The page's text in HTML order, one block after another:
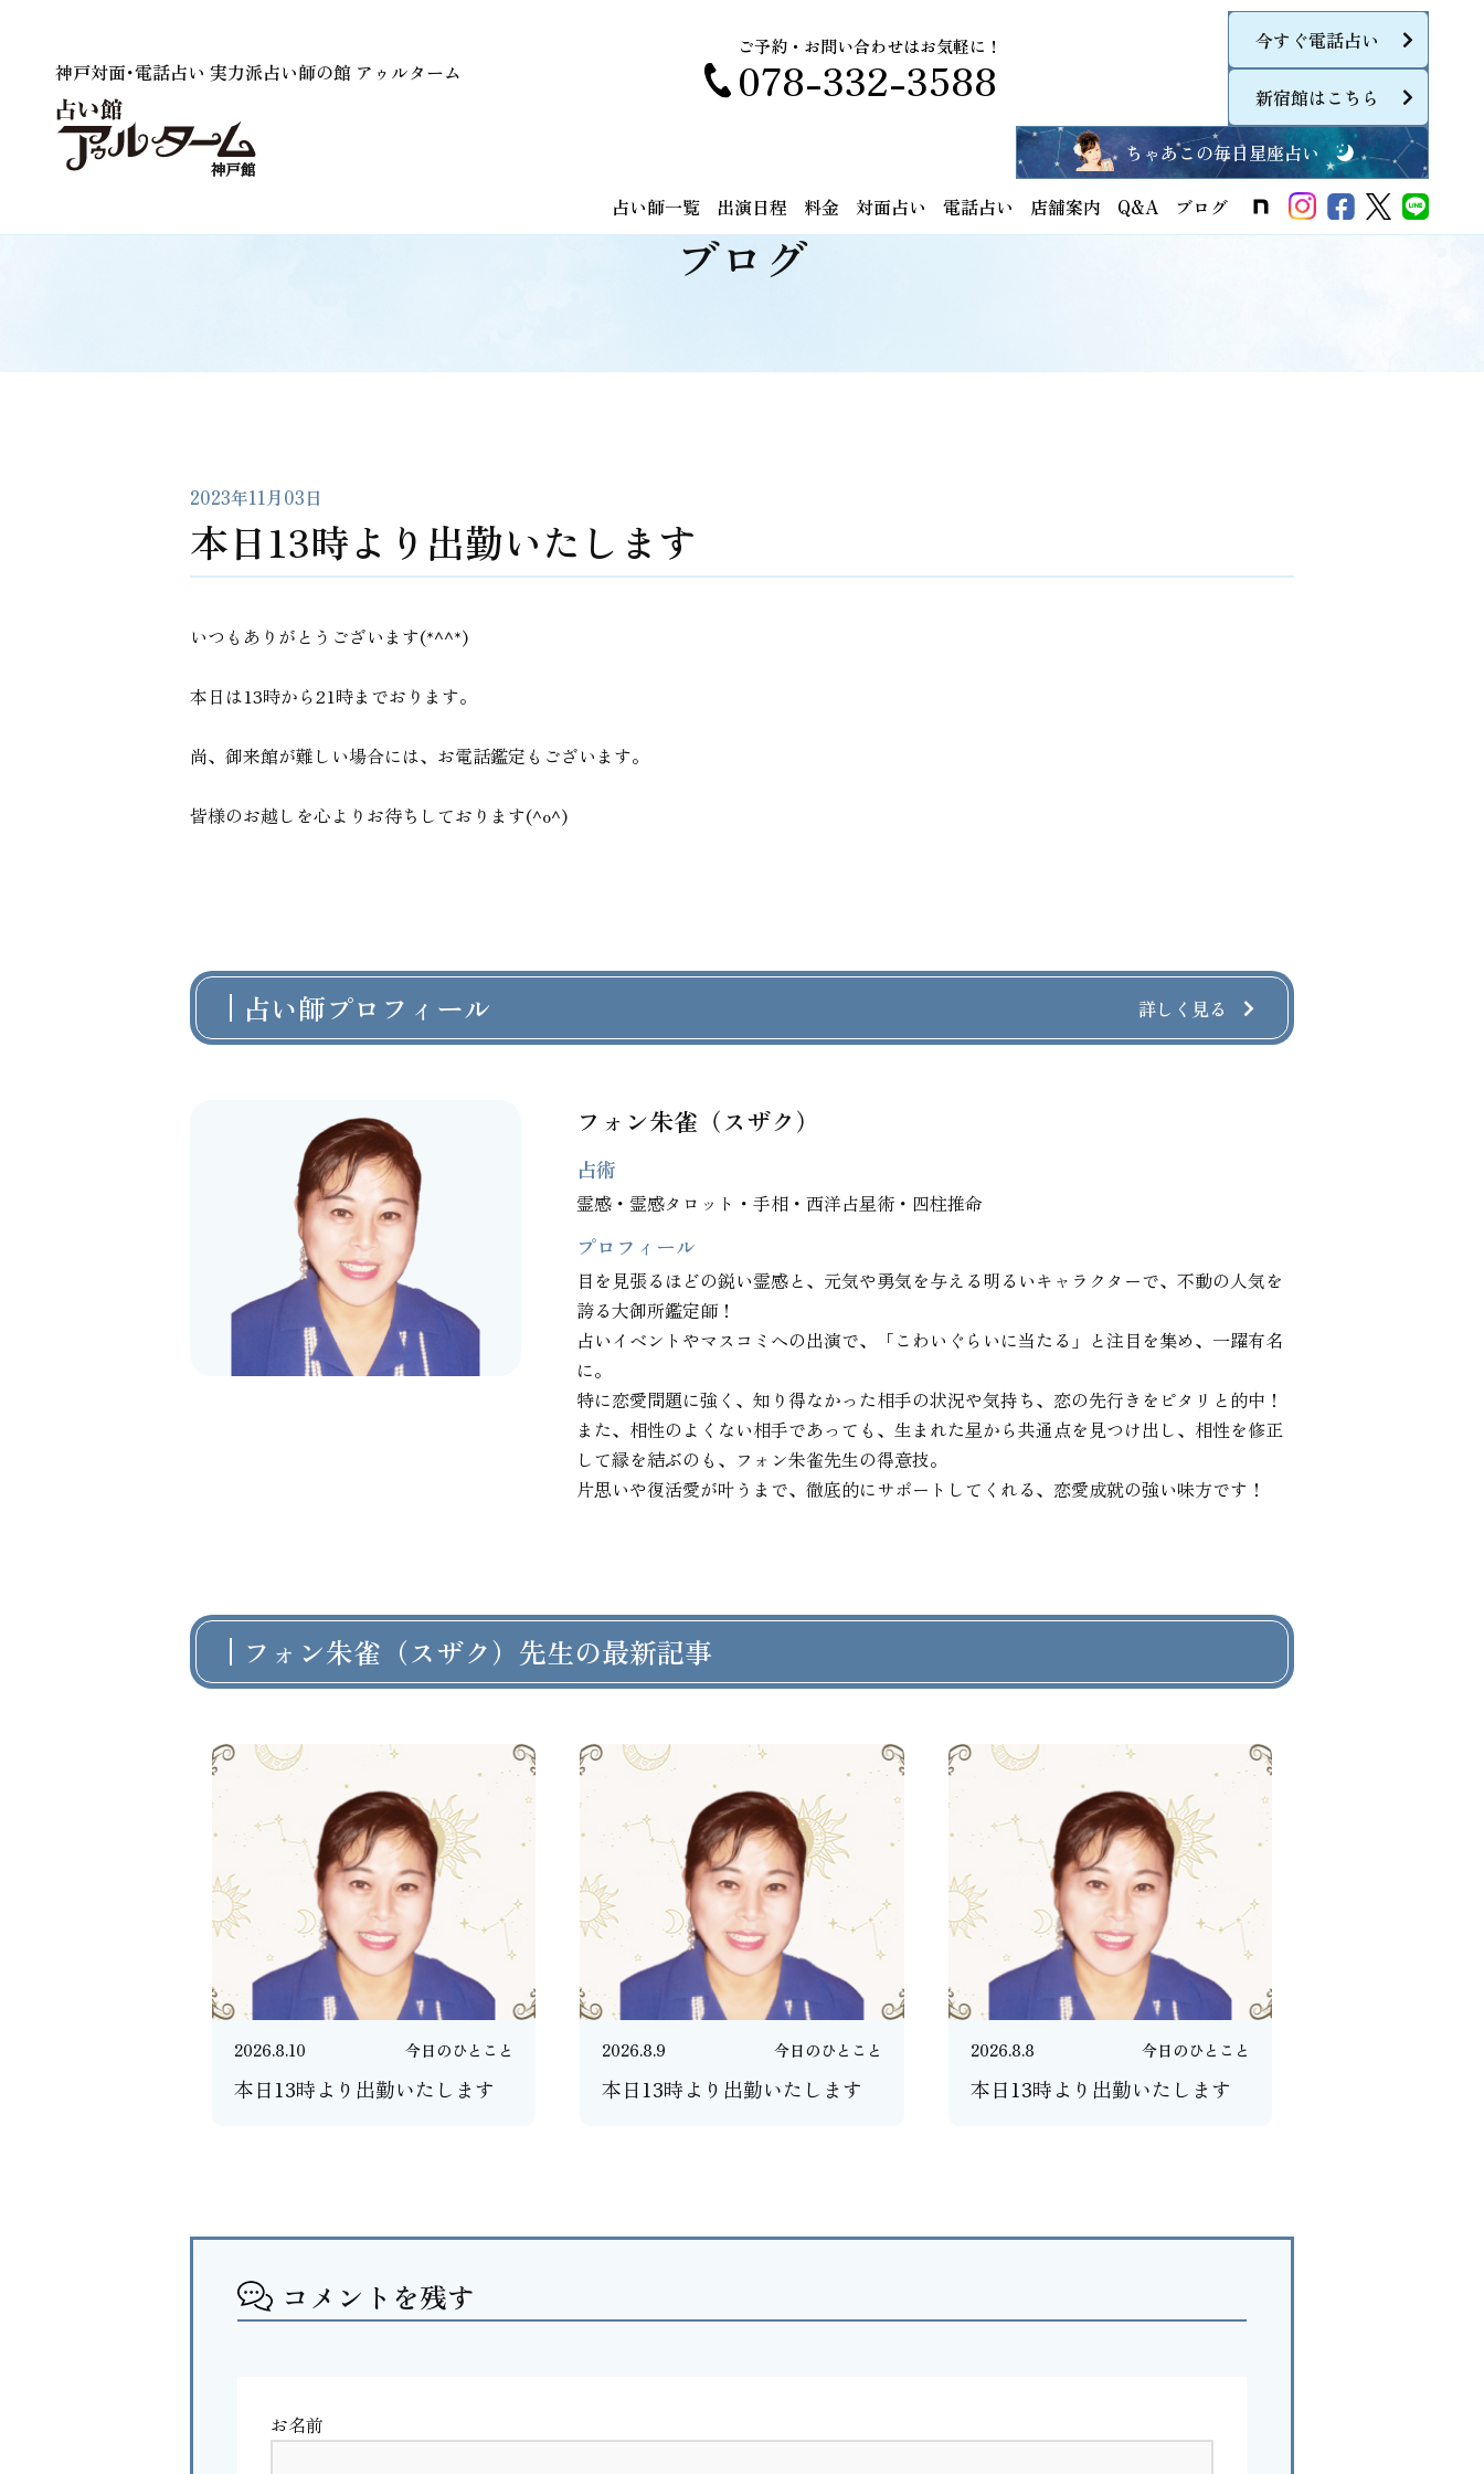
神戸対面･電話占い 実力派占い師の館 アゥルターム
ご予約・お問い合わせはお気軽に！
078-332-3588
今すぐ電話占い
新宿館はこちら
ちゃあこの毎日星座占い
占い師一覧 出演日程 料金 対面占い 電話占い 店舗案内 Q&A ブログ
ブログ
2023年11月03日
本日13時より出勤いたします
いつもありがとうございます(*^^*)
本日は13時から21時までおります。
尚、御来館が難しい場合には、お電話鑑定もございます。
皆様のお越しを心よりお待ちしております(^o^)
占い師プロフィール 詳しく見る
フォン朱雀（スザク）
占術
霊感・霊感タロット・手相・西洋占星術・四柱推命
プロフィール
目を見張るほどの鋭い霊感と、元気や勇気を与える明るいキャラクターで、不動の人気を
誇る大御所鑑定師！
占いイベントやマスコミへの出演で、「こわいぐらいに当たる」と注目を集め、一躍有名
に。
特に恋愛問題に強く、知り得なかった相手の状況や気持ち、恋の先行きをピタリと的中！
また、相性のよくない相手であっても、生まれた星から共通点を見つけ出し、相性を修正
して縁を結ぶのも、フォン朱雀先生の得意技。
片思いや復活愛が叶うまで、徹底的にサポートしてくれる、恋愛成就の強い味方です！
フォン朱雀（スザク）先生の最新記事
2026.8.10 今日のひとこと
本日13時より出勤いたします
2026.8.9 今日のひとこと
本日13時より出勤いたします
2026.8.8 今日のひとこと
本日13時より出勤いたします
コメントを残す
お名前